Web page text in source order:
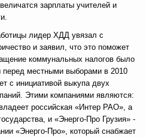
зарплаты учителей и
лидер ХДД увязал с
и заявил, что это поможет
коммунальных налогов было
местными выборами в 2010
с инициативой выкупа двух
Этими компаниями являются:
российская «Интер РАО», а
и «Энерго-Про Грузия» -
«Энерго-Про», который снабжает